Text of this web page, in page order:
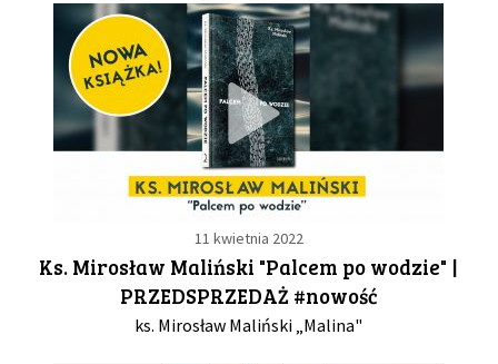
11 kwietnia 2022
Ks. Mirosław Maliński "Palcem po wodzie" |
PRZEDSPRZEDAŻ #nowość
ks. Mirosław Maliński „Malina"